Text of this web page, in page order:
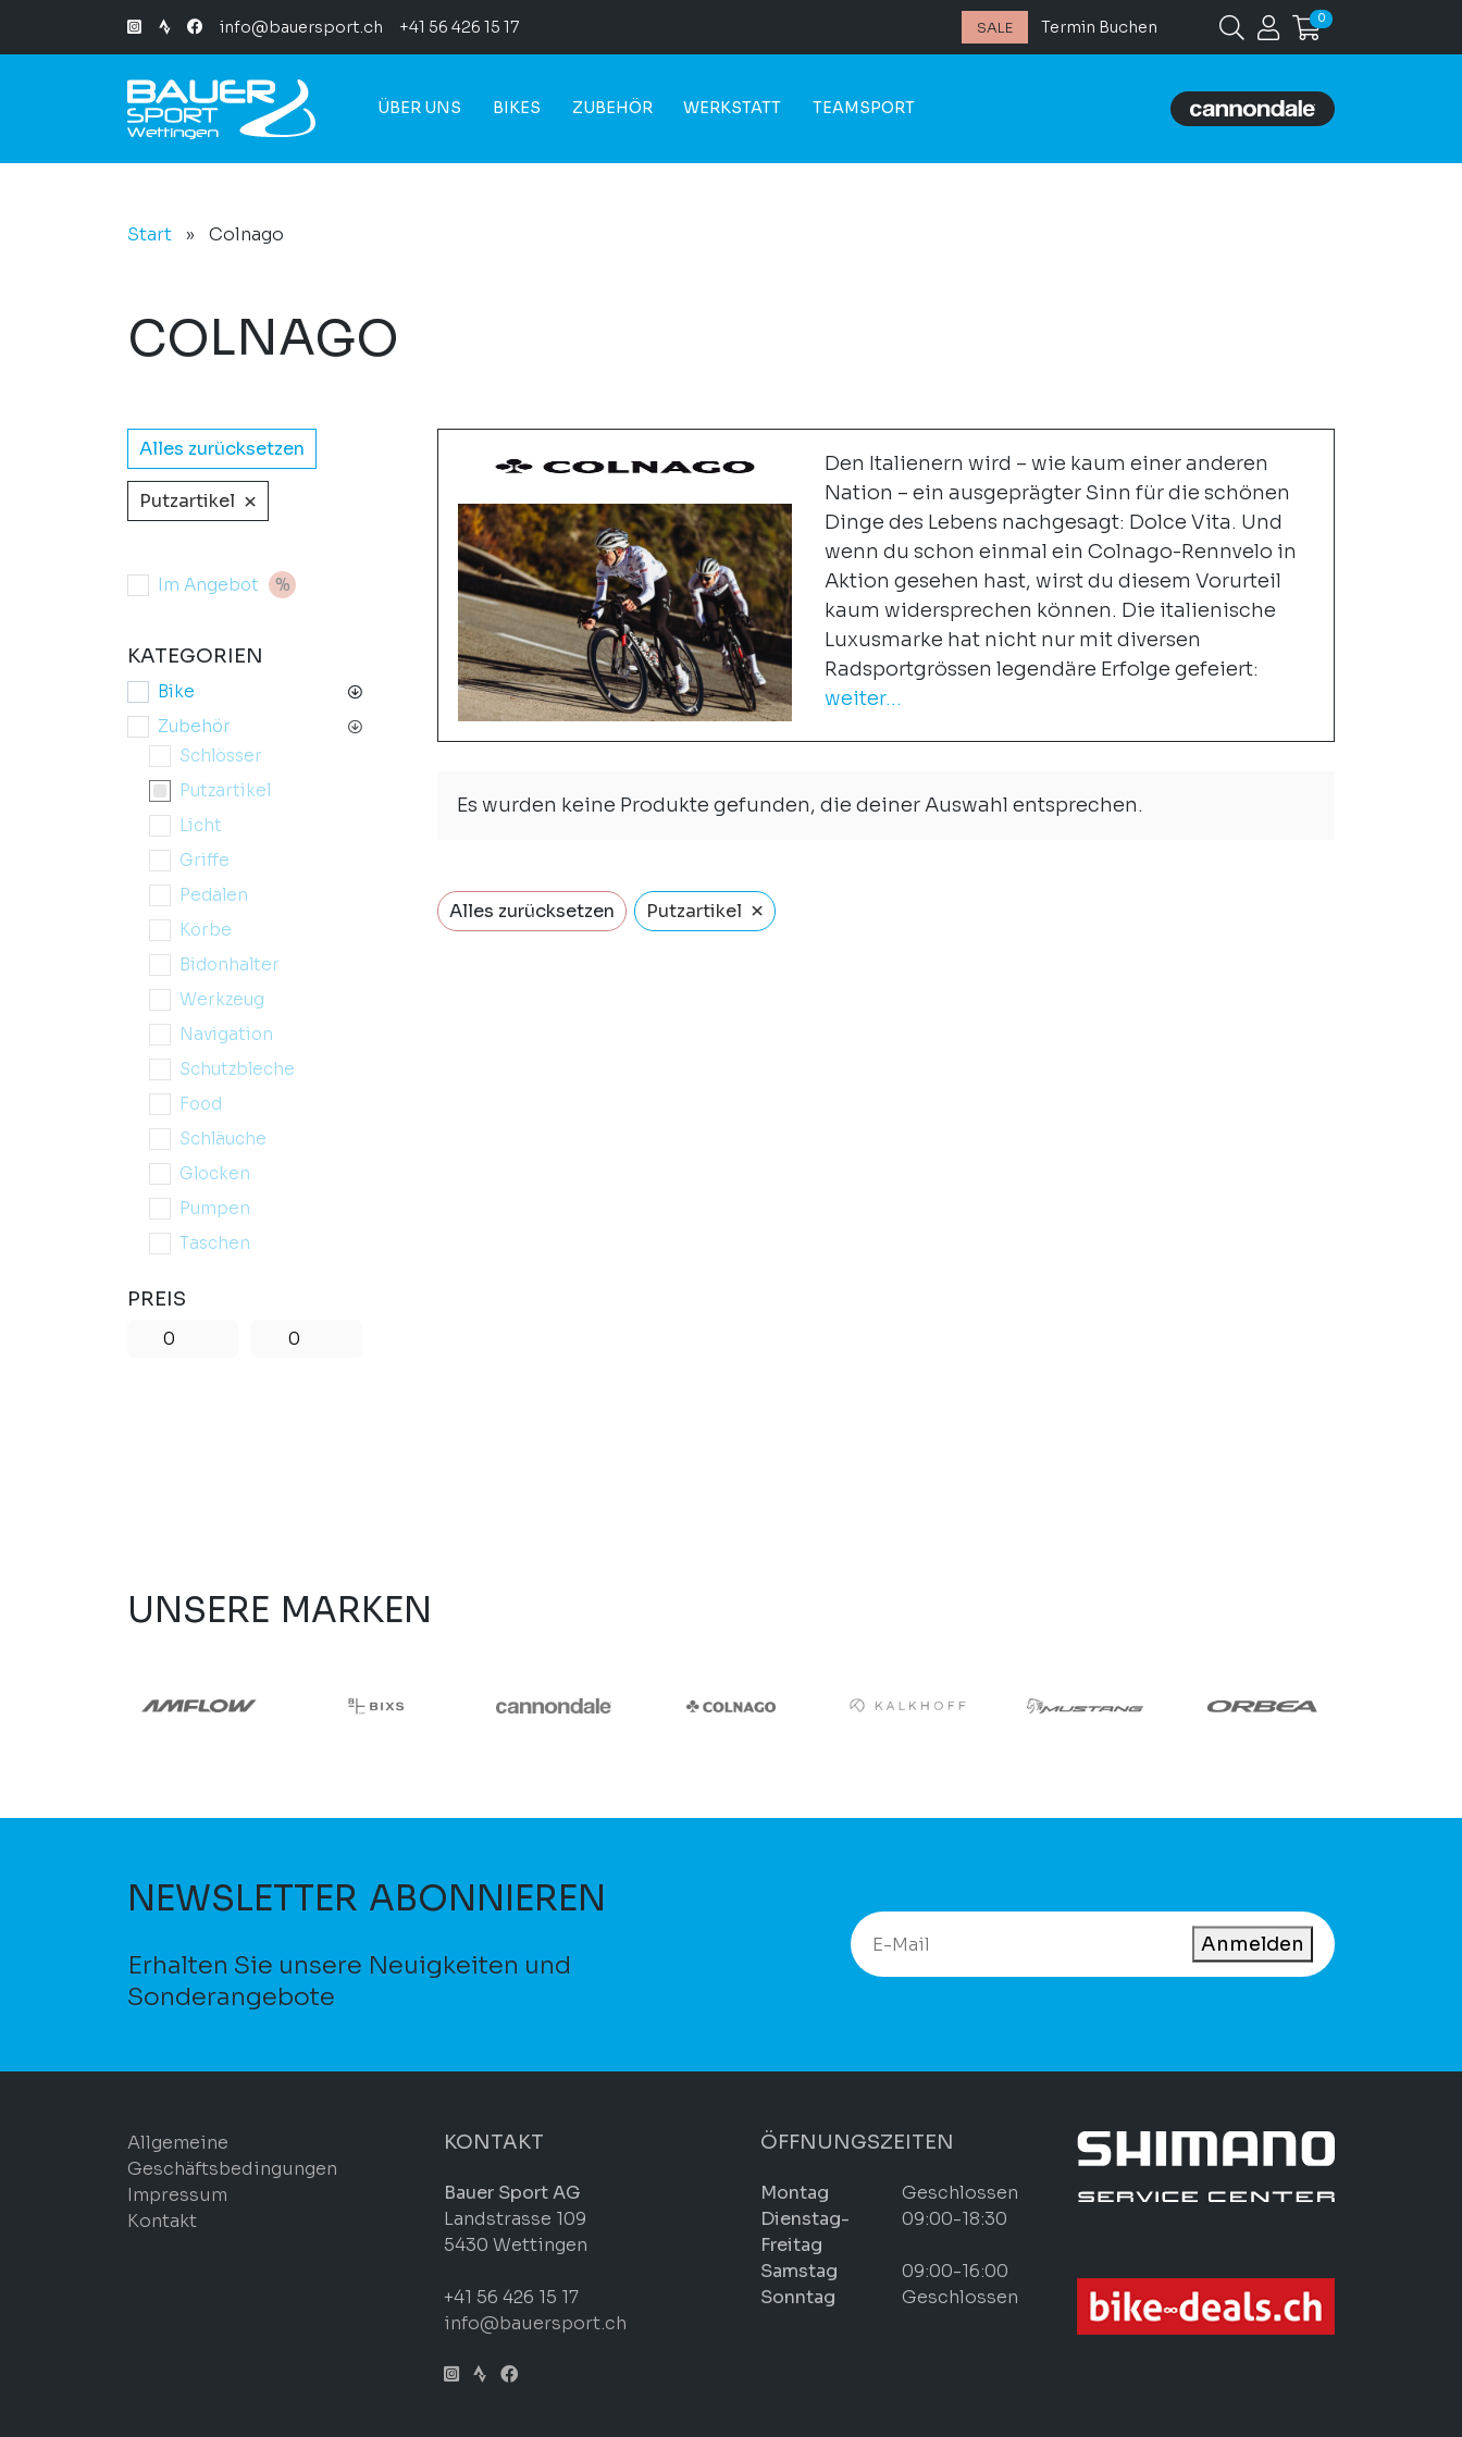
info@bauersport.ch +41 56 426 15 17 SALE Termin Buchen 0
ÜBER UNS BIKES ZUBEHÖR WERKSTATT TEAMSPORT
Start » Colnago
COLNAGO
Alles zurücksetzen
Putzartikel ×
Im Angebot
KATEGORIEN
Bike
Zubehör
Schlösser
Putzartikel
Licht
Griffe
Pedalen
Körbe
Bidonhalter
Werkzeug
Navigation
Schutzbleche
Food
Schläuche
Glocken
Pumpen
Taschen
PREIS
Den Italienern wird – wie kaum einer anderen
Nation – ein ausgeprägter Sinn für die schönen
Dinge des Lebens nachgesagt: Dolce Vita. Und
wenn du schon einmal ein Colnago-Rennvelo in
Aktion gesehen hast, wirst du diesem Vorurteil
kaum widersprechen können. Die italienische
Luxusmarke hat nicht nur mit diversen
Radsportgrössen legendäre Erfolge gefeiert:
weiter...
Es wurden keine Produkte gefunden, die deiner Auswahl entsprechen.
Alles zurücksetzen Putzartikel ×
UNSERE MARKEN
NEWSLETTER ABONNIEREN
Erhalten Sie unsere Neuigkeiten und
Sonderangebote
Anmelden
Allgemeine
Geschäftsbedingungen
Impressum
Kontakt
KONTAKT
Bauer Sport AG
Landstrasse 109
5430 Wettingen
+41 56 426 15 17
info@bauersport.ch
ÖFFNUNGSZEITEN
Montag
Geschlossen
Dienstag-
Freitag
09:00-18:30
Samstag
09:00-16:00
Sonntag
Geschlossen